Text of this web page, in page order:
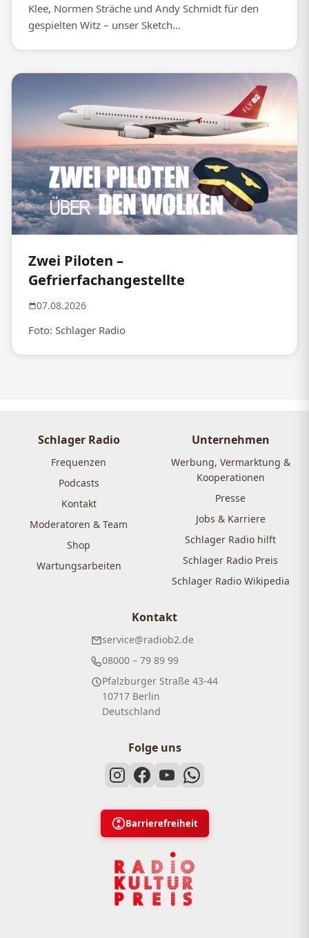
Klee, Normen Sträche und Andy Schmidt für den
gespielten Witz – unser Sketch...
Zwei Piloten –
Gefrierfachangestellte
07.08.2026
Foto: Schlager Radio
Schlager Radio
Frequenzen
Podcasts
Kontakt
Moderatoren & Team
Shop
Wartungsarbeiten
Unternehmen
Werbung, Vermarktung &
Kooperationen
Presse
Jobs & Karriere
Schlager Radio hilft
Schlager Radio Preis
Schlager Radio Wikipedia
Kontakt
service@radiob2.de
08000 – 79 89 99
Pfalzburger Straße 43-44
10717 Berlin
Deutschland
Folge uns
Barrierefreiheit